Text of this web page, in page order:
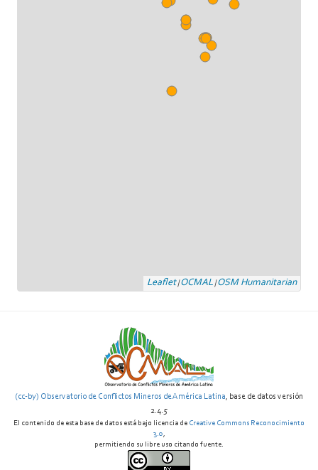
Leaflet|OCMAL|OSM Humanitarian
(cc-by) Observatorio de Conflictos Mineros de América Latina, base de datos versión
2.4.5
El contenido de esta base de datos está bajo licencia de Creative Commons Reconocimiento
3.0,
permitiendo su libre uso citando fuente.